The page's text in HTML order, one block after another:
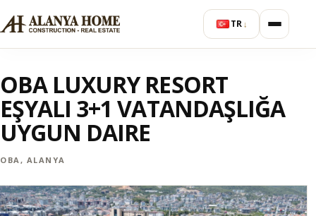
TR ↓
OBA LUXURY RESORT
EŞYALI 3+1 VATANDAŞLIĞA
UYGUN DAIRE
OBA, ALANYA